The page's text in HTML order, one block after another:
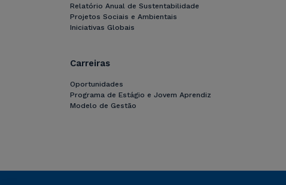
Relatório Anual de Sustentabilidade
Projetos Sociais e Ambientais
Iniciativas Globais
Carreiras
Oportunidades
Programa de Estágio e Jovem Aprendiz
Modelo de Gestão